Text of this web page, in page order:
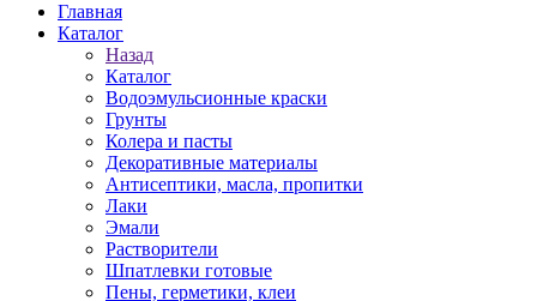
Главная
Каталог
Назад
Каталог
Водоэмульсионные краски
Грунты
Колера и пасты
Декоративные материалы
Антисептики, масла, пропитки
Лаки
Эмали
Растворители
Шпатлевки готовые
Пены, герметики, клеи